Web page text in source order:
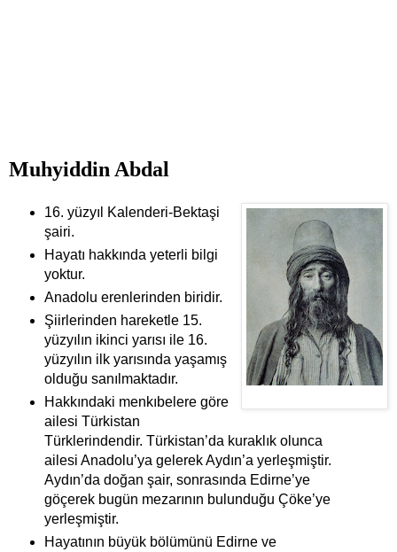
Muhyiddin Abdal
16. yüzyıl Kalenderi-Bektaşi
şairi.
Hayatı hakkında yeterli bilgi
yoktur.
Anadolu erenlerinden biridir.
Şiirlerinden hareketle 15.
yüzyılın ikinci yarısı ile 16.
yüzyılın ilk yarısında yaşamış
olduğu sanılmaktadır.
Hakkındaki menkıbelere göre
ailesi Türkistan
Türklerindendir. Türkistan’da kuraklık olunca
ailesi Anadolu’ya gelerek Aydın’a yerleşmiştir.
Aydın’da doğan şair, sonrasında Edirne’ye
göçerek bugün mezarının bulunduğu Çöke’ye
yerleşmiştir.
Hayatının büyük bölümünü Edirne ve